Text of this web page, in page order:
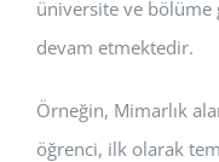
üniversite ve bölüme
devam etmektedir.
Örneğin, Mimarlık
öğrenci, ilk olarak